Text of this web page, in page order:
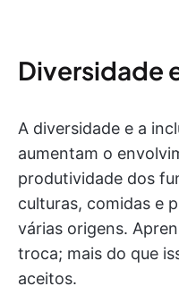
Diversidade
A diversidade e a
aumentam o
produtividade dos
culturas, comidas e
várias origens.
troca; mais do que
aceitos.